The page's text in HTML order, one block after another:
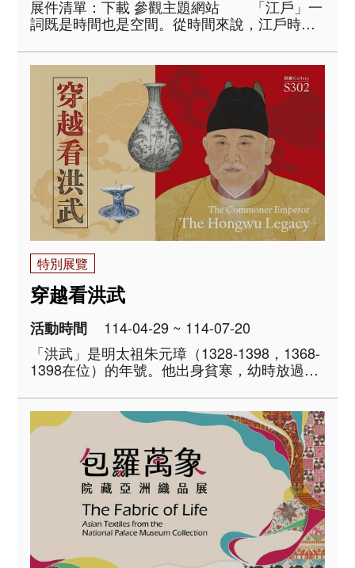
展件清單：下載 參觀主題網站 「江戶」一
詞既是時間也是空間。從時間來說，江戶時代
式建立江戶幕府，止於1868年明治維新推翻幕
府。就空間而言，江戶是東京..
特別展覽
穿越看洪武
活動時間
114-04-29 ~ 114-07-20
「洪武」是明太祖朱元璋（1328-1398，1368-
1398在位）的年號。他出身貧寒，幼時放過
居寺廟做小僧。不過，最終卻在元末亂局中，
先後擊敗陳有諒（1320-1363）、張士誠
（1321-1367）等南方雄強，並派兵..